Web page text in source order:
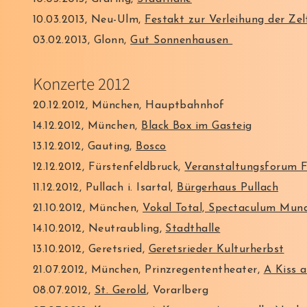
10.03.2013, Neu-Ulm, Festakt zur Verleihung der
03.02.2013, Glonn,Gut Sonnenhausen
Konzerte 2012
20.12.2012, München, Hauptbahnhof
14.12.2012, München, Black Box im Gasteig
13.12.2012, Gauting, Bosco
12.12.2012, Fürstenfeldbruck, Veranstaltungsforum
11.12.2012, Pullach i. Isartal, Bürgerhaus Pullach
21.10.2012, München, Vokal Total, Spectaculum
14.10.2012, Neutraubling, Stadthalle
13.10.2012, Geretsried, Geretsrieder Kulturherbst
21.07.2012, München, Prinzregententheater, A Kiss
08.07.2012, St. Gerold , Vorarlberg